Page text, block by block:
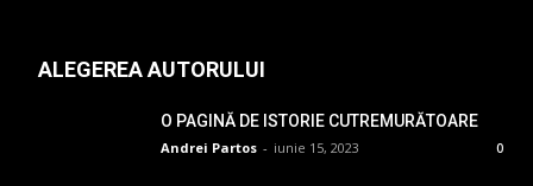
ALEGEREA AUTORULUI
O PAGINĂ DE ISTORIE CUTREMURĂTOARE
Andrei Partos - iunie 15, 2023 0